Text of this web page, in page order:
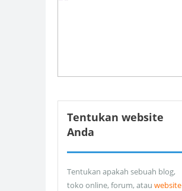
Tentukan website
Anda
Tentukan apakah sebuah blog,
toko online, forum, atau website